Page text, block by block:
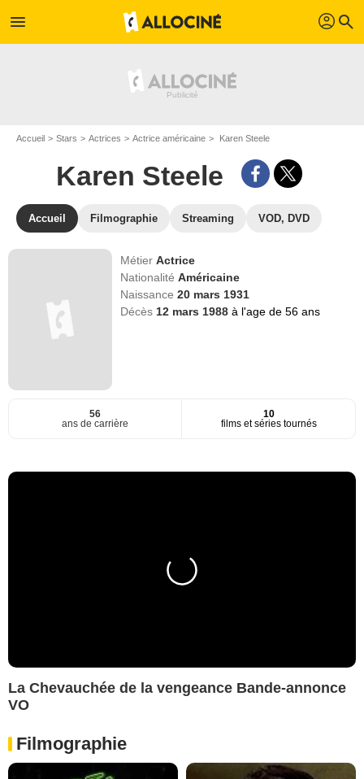
menu profil search
Accueil Stars Actrices Actrice américaine Karen Steele
Karen Steele
Accueil Filmographie Streaming VOD, DVD
MétierActrice
NationalitéAméricaine
Naissance20 mars 1931
Décès 12 mars 1988à l'age de 56 ans
56
ans de carrière
10
films et séries tournés
La Chevauchée de la vengeance Bande-annonce
VO
Filmographie